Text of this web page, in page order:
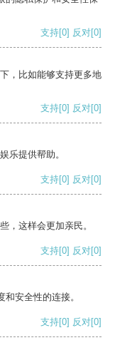
支持[0] 反对[0]
，比如能够支持更多地
支持[0] 反对[0]
乐提供帮助。
支持[0] 反对[0]
，这样会更加亲民。
支持[0] 反对[0]
安全性的连接。
支持[0] 反对[0]